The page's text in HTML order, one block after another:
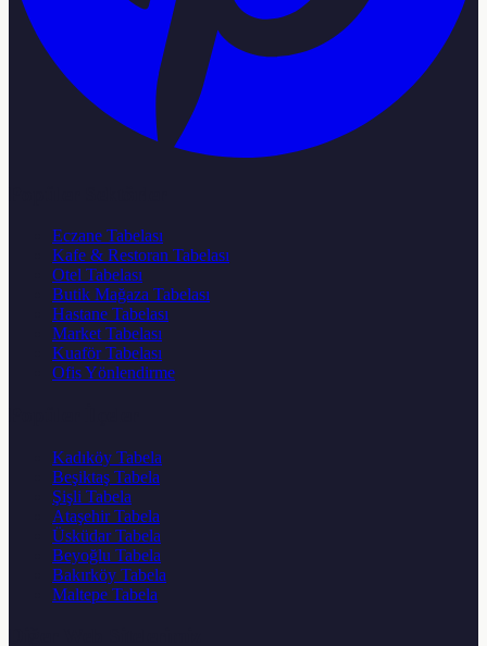
Eczane Tabelası
Kafe & Restoran Tabelası
Otel Tabelası
Butik Mağaza Tabelası
Hastane Tabelası
Market Tabelası
Kuaför Tabelası
Ofis Yönlendirme
Kadıköy Tabela
Beşiktaş Tabela
Şişli Tabela
Ataşehir Tabela
Üsküdar Tabela
Beyoğlu Tabela
Bakırköy Tabela
Maltepe Tabela